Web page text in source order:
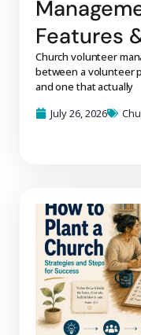
Features
Church volunteer
between a volunteer
and one that actually
July 26, 2026